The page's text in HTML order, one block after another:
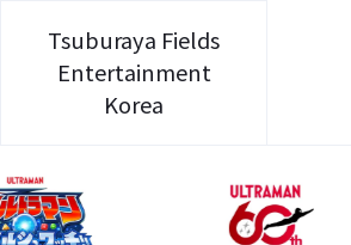
Tsuburaya Fields
Entertainment
Korea